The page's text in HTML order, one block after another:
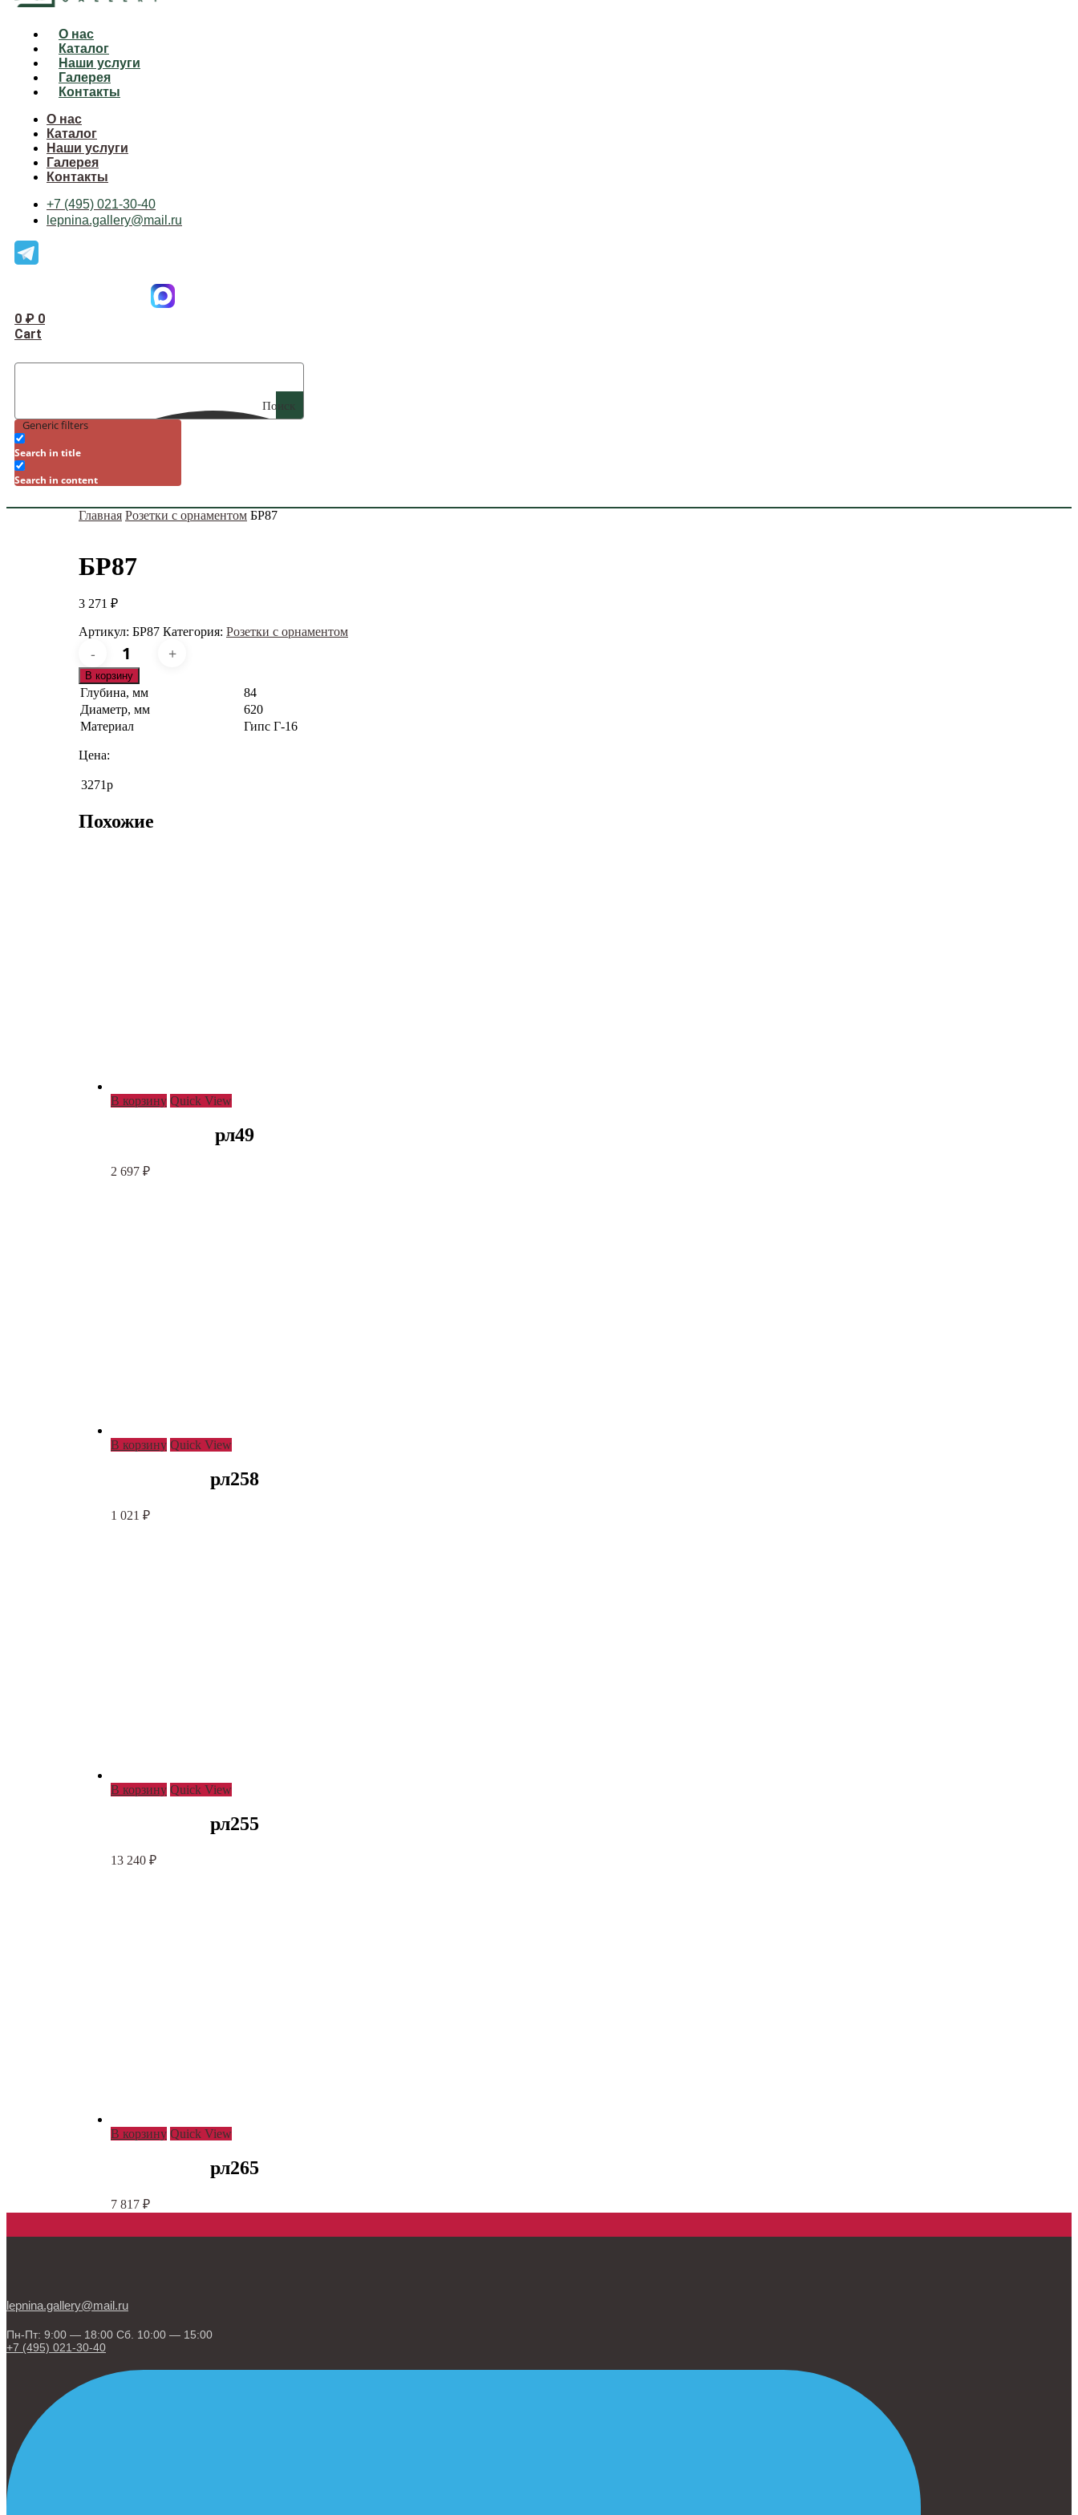
О нас
Каталог
Наши услуги
Галерея
Контакты
О нас
Каталог
Наши услуги
Галерея
Контакты
+7 (495) 021-30-40
lepnina.gallery@mail.ru
0 ₽ 0
Cart
Поиск
Generic filters
Search in title
Search in content
Главная Розетки с орнаментом БР87
БР87
3 271 ₽
Артикул: БР87 Категория: Розетки с орнаментом
Количество
товара
БР87
В корзину
Глубина, мм
84
Диаметр, мм
620
Материал
Гипс Г-16
Цена:
3271р
Похожие
В корзину Quick View
рл49
2 697 ₽
В корзину Quick View
рл258
1 021 ₽
В корзину Quick View
рл255
13 240 ₽
В корзину Quick View
рл265
7 817 ₽
lepnina.gallery@mail.ru
Пн-Пт: 9:00 — 18:00 Сб. 10:00 — 15:00
+7 (495) 021-30-40